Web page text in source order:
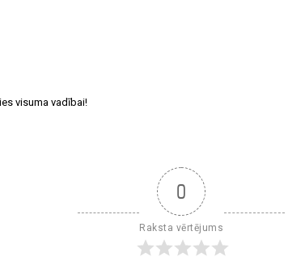
visuma vadībai!
0
Raksta vērtējums